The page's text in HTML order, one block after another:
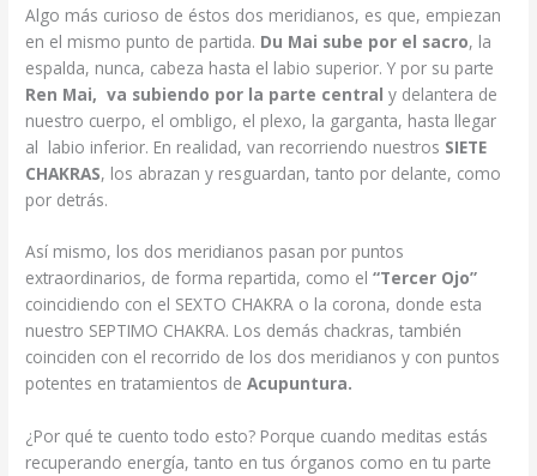
Algo más curioso de éstos dos meridianos, es que, empiezan
en el mismo punto de partida. Du Mai sube por el sacro, la
espalda, nunca, cabeza hasta el labio superior. Y por su parte
Ren Mai, va subiendo por la parte central y delantera de
nuestro cuerpo, el ombligo, el plexo, la garganta, hasta llegar
al labio inferior. En realidad, van recorriendo nuestros SIETE
CHAKRAS, los abrazan y resguardan, tanto por delante, como
por detrás.
Así mismo, los dos meridianos pasan por puntos
extraordinarios, de forma repartida, como el “Tercer Ojo”
coincidiendo con el SEXTO CHAKRA o la corona, donde esta
nuestro SEPTIMO CHAKRA. Los demás chackras, también
coinciden con el recorrido de los dos meridianos y con puntos
potentes en tratamientos deAcupuntura.
¿Por qué te cuento todo esto? Porque cuando meditas estás
recuperando energía, tanto en tus órganos como en tu parte